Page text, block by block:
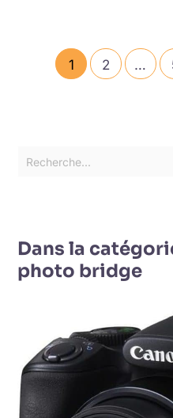
1 2 …
Dans la
photo bridge